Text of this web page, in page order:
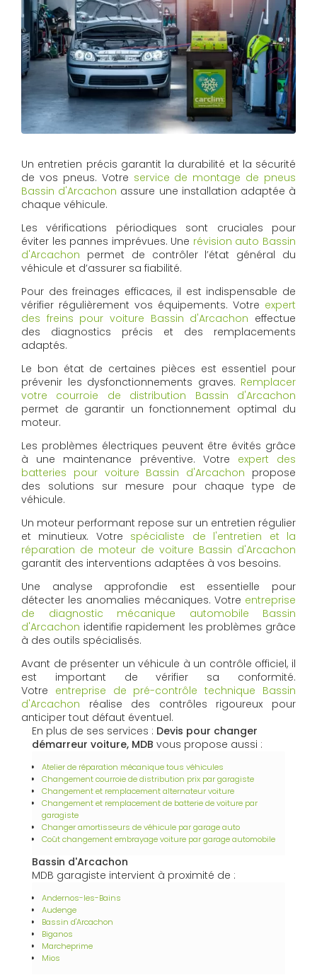
Un entretien précis garantit la durabilité et la sécurité
de vos pneus. Votre service de montage de pneus
Bassin d'Arcachon assure une installation adaptée à
chaque véhicule.
Les vérifications périodiques sont cruciales pour
éviter les pannes imprévues. Une révision auto Bassin
d'Arcachon permet de contrôler l’état général du
véhicule et d’assurer sa fiabilité.
Pour des freinages efficaces, il est indispensable de
vérifier régulièrement vos équipements. Votre expert
des freins pour voiture Bassin d'Arcachon effectue
des diagnostics précis et des remplacements
adaptés.
Le bon état de certaines pièces est essentiel pour
prévenir les dysfonctionnements graves. Remplacer
votre courroie de distribution Bassin d'Arcachon
permet de garantir un fonctionnement optimal du
moteur.
Les problèmes électriques peuvent être évités grâce
à une maintenance préventive. Votre expert des
batteries pour voiture Bassin d'Arcachon propose
des solutions sur mesure pour chaque type de
véhicule.
Un moteur performant repose sur un entretien régulier
et minutieux. Votre spécialiste de l'entretien et la
réparation de moteur de voiture Bassin d'Arcachon
garantit des interventions adaptées à vos besoins.
Une analyse approfondie est essentielle pour
détecter les anomalies mécaniques. Votre entreprise
de diagnostic mécanique automobile Bassin
d'Arcachon identifie rapidement les problèmes grâce
à des outils spécialisés.
Avant de présenter un véhicule à un contrôle officiel, il
est important de vérifier sa conformité.
Votre entreprise de pré-contrôle technique Bassin
d'Arcachon réalise des contrôles rigoureux pour
anticiper tout défaut éventuel.
En plus de ses services : Devis pour changer
démarreur voiture, MDB vous propose aussi :
Atelier de réparation mécanique tous véhicules
Changement courroie de distribution prix par garagiste
Changement et remplacement alternateur voiture
Changement et remplacement de batterie de voiture par
garagiste
Changer amortisseurs de véhicule par garage auto
Coût changement embrayage voiture par garage automobile
Bassin d'Arcachon
MDB garagiste intervient à proximité de :
Andernos-les-Bains
Audenge
Bassin d'Arcachon
Biganos
Marcheprime
Mios